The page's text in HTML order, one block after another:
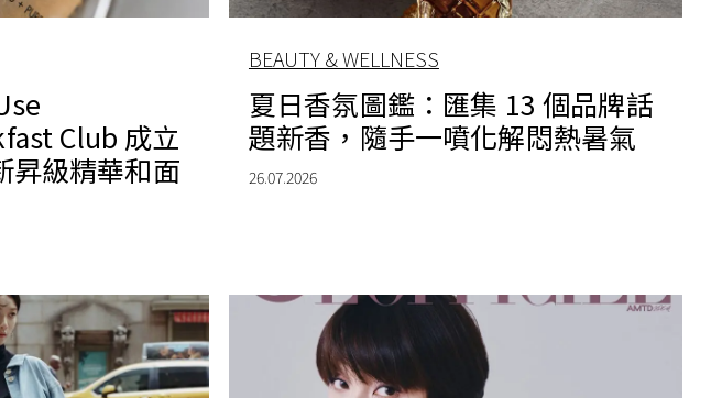
Club 成立
昇級精華和面
BEAUTY & WELLNESS
夏日香氛圖鑑：匯集 13 個品牌話
題新香，隨手一噴化解悶熱暑氣
26.07.2026